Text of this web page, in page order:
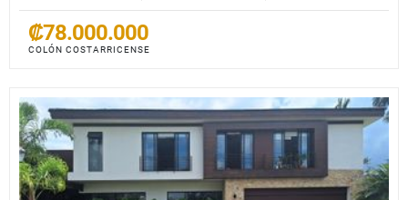
₡78.000.000
COLÓN COSTARRICENSE